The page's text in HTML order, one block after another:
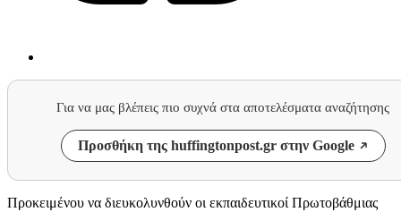
Για να μας βλέπεις πιο συχνά στα αποτελέσματα αναζήτησης
Προσθήκη της huffingtonpost.gr στην Google
Προκειμένου να διευκολυνθούν οι εκπαιδευτικοί Πρωτοβάθμιας